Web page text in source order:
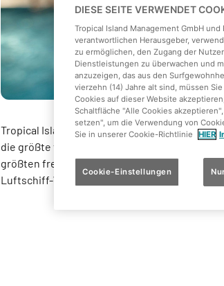
Tropical Islands im brandenburgischen
die größte tropische Erlebniswelt Europas.
größten freitragende Halle der Welt: 107
Luftschiff-Werft.
DIESE SEITE VERWENDET
Tropical Island Management GmbH
verantwortlichen Herausgeber,
zu ermöglichen, den Zugang der
Dienstleistungen zu überwachen und
anzuzeigen, das aus den
vierzehn (14) Jahre alt sind, müssen
Cookies auf dieser Website
Schaltfläche "Alle Cookies
setzen", um die Verwendung von
Sie in unserer Cookie-Richtlinie
HIER
Cookie-Einstellungen